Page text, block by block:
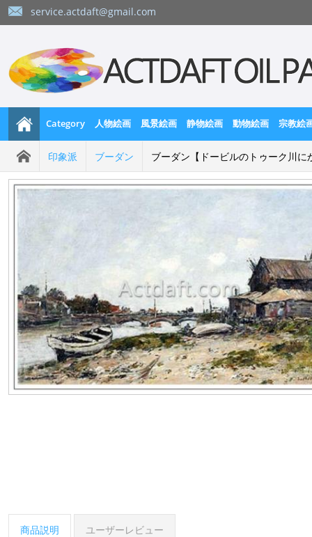
service.actdaft@gmail.com
Category 人物絵画 風景絵画 静物絵画 動物絵画 宗教絵
印象派 ブーダン ブーダン【ドービルのトゥーク川に
商品説明 ユーザーレビュー